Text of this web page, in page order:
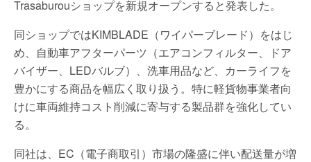
Trasaburouショップを新規オープンすると発表した。
同ショップではKIMBLADE（ワイパーブレード）をはじ
め、自動車アフターパーツ（エアコンフィルター、ドア
バイザー、LEDバルブ）、洗車用品など、カーライフを
豊かにする商品を幅広く取り扱う。特に軽貨物事業者向
けに車両維持コスト削減に寄与する製品群を強化してい
る。
同社は、EC（電子商取引）市場の隆盛に伴い配送量が増